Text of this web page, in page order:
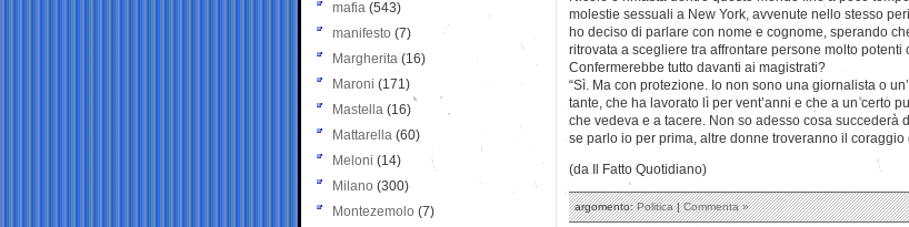
molestie sessuali a New York, avvenute nello stesso
ho deciso di parlare con nome e cognome, sperando
ritrovata a scegliere tra affrontare persone molto potenti
Confermerebbe tutto davanti ai magistrati?
“Sì. Ma con protezione. Io non sono una giornalista o
tante, che ha lavorato lì per vent’anni e che a un certo
che vedeva e a tacere. Non so adesso cosa succederà
se parlo io per prima, altre donne troveranno il coraggio
(da Il Fatto Quotidiano)
argomento:Politica|Commenta »
mafia (543)
manifesto (7)
Margherita (16)
Maroni (171)
Mastella (16)
Mattarella (60)
Meloni (14)
Milano (300)
Montezemolo (7)